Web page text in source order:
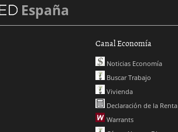
España
Canal Economía
Noticias Economía
Buscar Trabajo
Vivienda
Declaración de la Renta
Warrants